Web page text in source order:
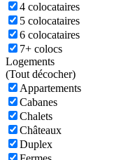
4 colocataires
5 colocataires
6 colocataires
7+ colocs
Logements
(Tout décocher)
Appartements
Cabanes
Chalets
Châteaux
Duplex